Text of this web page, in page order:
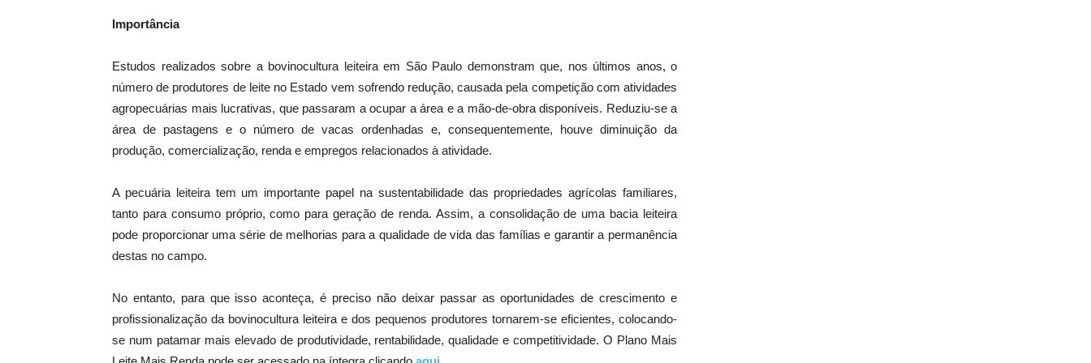
Importância
Estudos realizados sobre a bovinocultura leiteira em São Paulo demonstram que, nos últimos anos, o
número de produtores de leite no Estado vem sofrendo redução, causada pela competição com atividades
agropecuárias mais lucrativas, que passaram a ocupar a área e a mão-de-obra disponíveis. Reduziu-se a
área de pastagens e o número de vacas ordenhadas e, consequentemente, houve diminuição da
produção, comercialização, renda e empregos relacionados à atividade.
A pecuária leiteira tem um importante papel na sustentabilidade das propriedades agrícolas familiares,
tanto para consumo próprio, como para geração de renda. Assim, a consolidação de uma bacia leiteira
pode proporcionar uma série de melhorias para a qualidade de vida das famílias e garantir a permanência
destas no campo.
No entanto, para que isso aconteça, é preciso não deixar passar as oportunidades de crescimento e
profissionalização da bovinocultura leiteira e dos pequenos produtores tornarem-se eficientes, colocando-
se num patamar mais elevado de produtividade, rentabilidade, qualidade e competitividade. O Plano Mais